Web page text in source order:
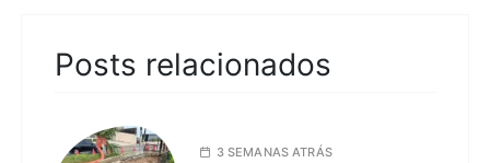
Posts relacionados
3 SEMANAS ATRÁS